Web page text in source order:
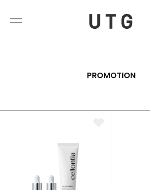
PROMOTION